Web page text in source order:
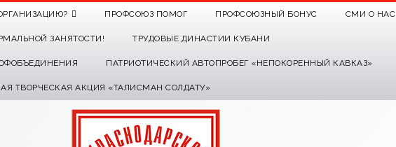
ПРОФСОЮЗ ПОМОГ ПРОФСОЮЗНЫЙ БОНУС СМИ О НАС
ЗАНЯТОСТИ! ТРУДОВЫЕ ДИНАСТИИ КУБАНИ
ПАТРИОТИЧЕСКИЙ АВТОПРОБЕГ «НЕПОКОРЕННЫЙ КАВКАЗ»
ТВОРЧЕСКАЯ АКЦИЯ «ТАЛИСМАН СОЛДАТУ»